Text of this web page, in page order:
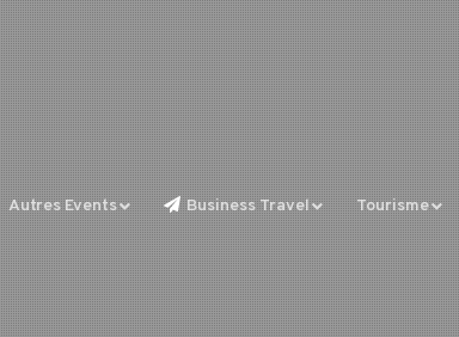
Autres Events Business Travel Tourisme